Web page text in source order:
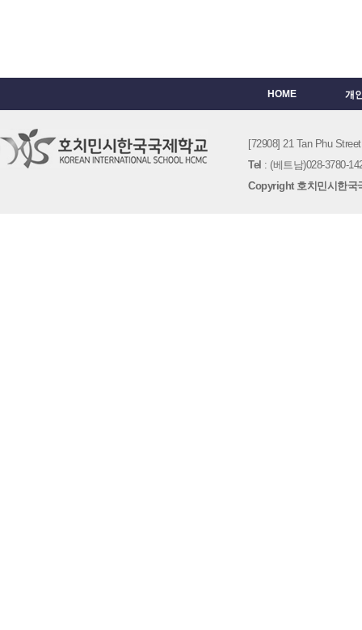
HOME 개
[72908] 21 Tan Phu
Tel : (베트남)028-3780-
Copyright 호치민시한국